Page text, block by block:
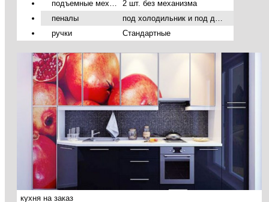
2 шт. без механизма
пеналы
ручки
Стандартные
кухня на заказ